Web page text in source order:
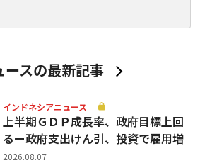
スの最新記事
インドネシアニュース
上半期ＧＤＰ成長率、政府目標上回
るー政府支出けん引、投資で雇用増
2026.08.07